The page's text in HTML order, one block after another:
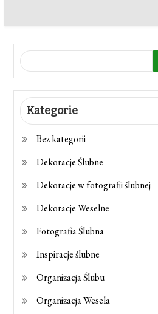
Kategorie
Bez kategorii
Dekoracje Ślubne
Dekoracje w fotografii ślubnej
Dekoracje Weselne
Fotografia Ślubna
Inspiracje ślubne
Organizacja Ślubu
Organizacja Wesela